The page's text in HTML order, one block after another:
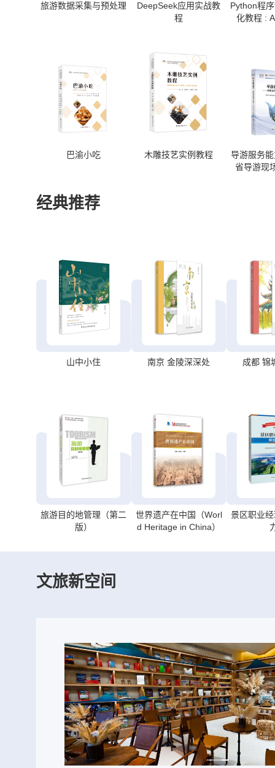
旅游数据采集与预处理
DeepSeek应用实战教
程
Python程
化教程 :
巴渝小吃 木雕技艺实例教程
导游服务
省导游现
经典推荐
山中小住 南京 金陵深深处 成都 锦
旅游目的地管理（第二
版）
世界遗产在中国（Worl
d Heritage in China）
景区职业
文旅新空间